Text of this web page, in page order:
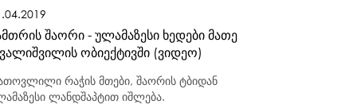
შაორი - ულამაზესი ხედები მათე
ობიექტივში (ვიდეო)
რაჭის მთები, შაორის ტბიდან
ლანდშაპტით იშლება.